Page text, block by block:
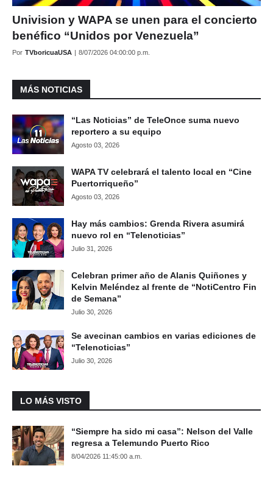
Univision y WAPA se unen para el concierto
benéfico “Unidos por Venezuela”
Por TVboricuaUSA | 8/07/2026 04:00:00 p.m.
MÁS NOTICIAS
“Las Noticias” de TeleOnce suma nuevo
reportero a su equipo
Agosto 03, 2026
WAPA TV celebrará el talento local en “Cine
Puertorriqueño”
Agosto 03, 2026
Hay más cambios: Grenda Rivera asumirá
nuevo rol en “Telenoticias”
Julio 31, 2026
Celebran primer año de Alanis Quiñones y
Kelvin Meléndez al frente de “NotiCentro Fin
de Semana”
Julio 30, 2026
Se avecinan cambios en varias ediciones de
“Telenoticias”
Julio 30, 2026
LO MÁS VISTO
“Siempre ha sido mi casa”: Nelson del Valle
regresa a Telemundo Puerto Rico
8/04/2026 11:45:00 a.m.